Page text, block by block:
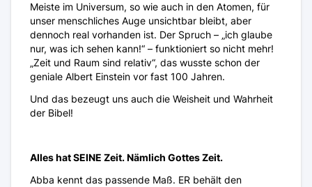
Meiste im Universum, so wie auch in den Atomen, für
unser menschliches Auge unsichtbar bleibt, aber
dennoch real vorhanden ist. Der Spruch – „ich glaube
nur, was ich sehen kann!“ – funktioniert so nicht mehr!
„Zeit und Raum sind relativ“, das wusste schon der
geniale Albert Einstein vor fast 100 Jahren.
Und das bezeugt uns auch die Weisheit und Wahrheit
der Bibel!
Alles hat SEINE Zeit. Nämlich Gottes Zeit.
Abba kennt das passende Maß. ER behält den